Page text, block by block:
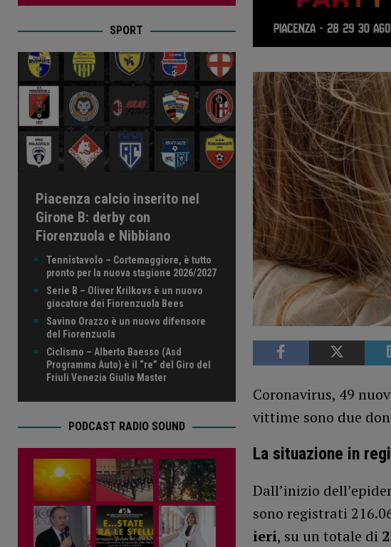
Coronavirus, 49
vittime sono due
La situazione in
Dall’inizio
sono registrati
ieri, su un totale di
SPORT
Piacenza calcio inserito nel
Girone B: derby con
Fiorenzuola e Nibbiano
Tennistavolo – Cortemaggiore, è tutto
pronto per la nuova stagione 2026/2027
Serie B – Oliver Krilkovs è un nuovo
giocatore dei Fiorenzuola Bees
Savino Orazzo è un nuovo difensore
del Fiorenzuola
Ciclismo – Alberto Baesso (Asd
Programma Auto) è il “re” del Giro del
Friuli Venezia Giulia Master
PODCAST RADIO SOUND